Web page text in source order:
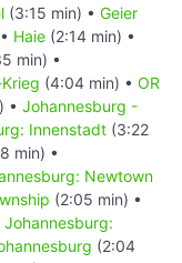
(3:15 min) • Geier
Haie (2:14 min) •
min) •
(4:04 min) • OR
• Johannesburg -
Innenstadt (3:22
min) •
Newtown
(2:05 min) •
Johannesburg:
(2:04